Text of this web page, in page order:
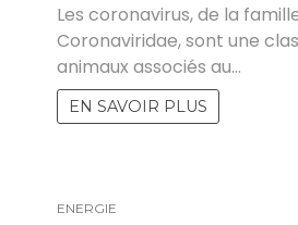
Les coronavirus, de la
Coronaviridae, sont une
animaux associés au…
EN SAVOIR PLUS
ENERGIE